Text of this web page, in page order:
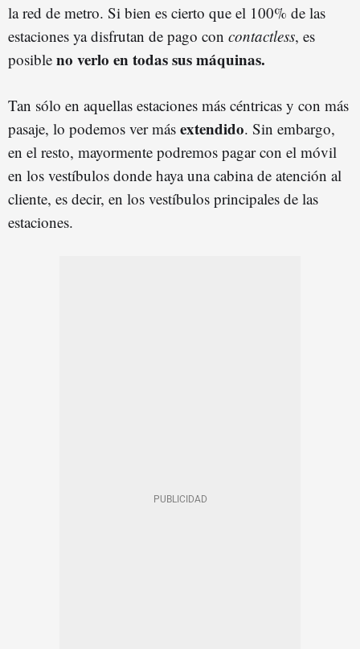
la red de metro. Si bien es cierto que el 100% de las
estaciones ya disfrutan de pago con contactless, es
posible no verlo en todas sus máquinas.
Tan sólo en aquellas estaciones más céntricas y con más
pasaje, lo podemos ver más extendido. Sin embargo,
en el resto, mayormente podremos pagar con el móvil
en los vestíbulos donde haya una cabina de atención al
cliente, es decir, en los vestíbulos principales de las
estaciones.